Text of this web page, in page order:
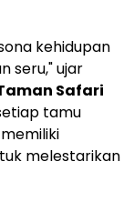
kehidupan
seru," ujar
Safari
tamu
melestarikan